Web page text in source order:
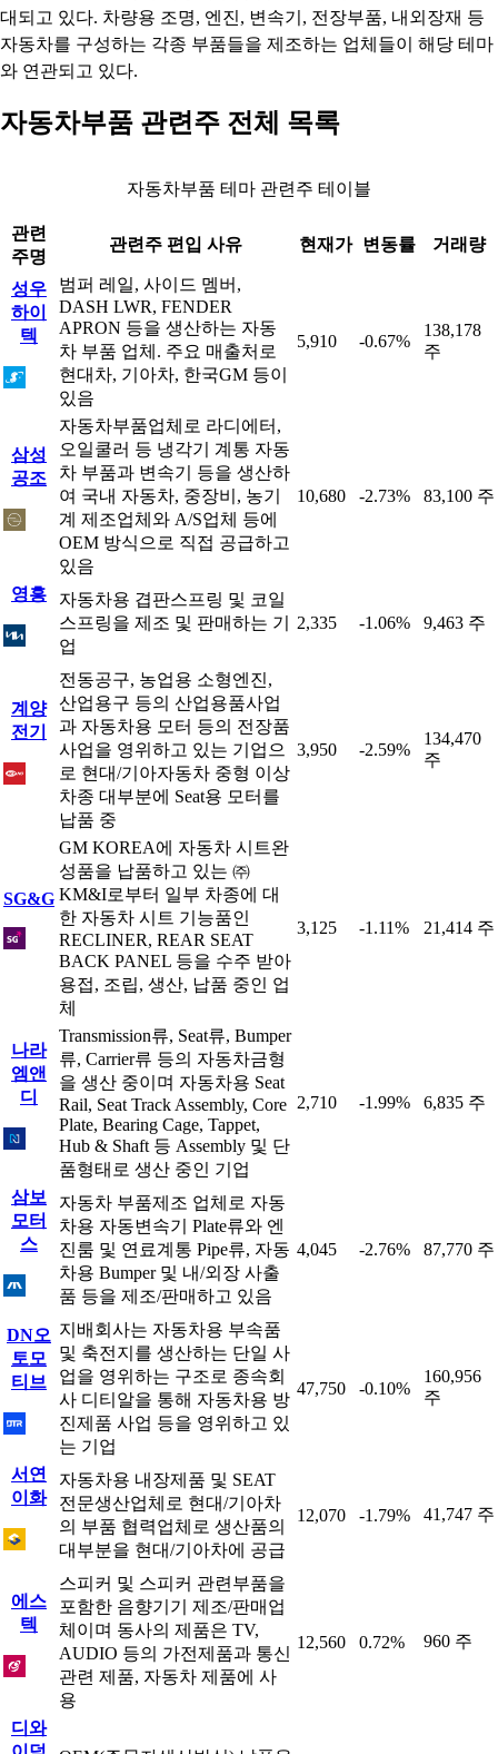
대되고 있다. 차량용 조명, 엔진, 변속기, 전장부품, 내외장재 등
자동차를 구성하는 각종 부품들을 제조하는 업체들이 해당 테마
와 연관되고 있다.
자동차부품 관련주 전체 목록
자동차부품 테마 관련주 테이블
관련
주명
관련주 편입 사유 현재가 변동률 거래량
성우
하이
텍
범퍼 레일, 사이드 멤버,
DASH LWR, FENDER
APRON 등을 생산하는 자동
차 부품 업체. 주요 매출처로
현대차, 기아차, 한국GM 등이
있음
5,910 -0.67%
138,178
주
삼성
공조
자동차부품업체로 라디에터,
오일쿨러 등 냉각기 계통 자동
차 부품과 변속기 등을 생산하
여 국내 자동차, 중장비, 농기
계 제조업체와 A/S업체 등에
OEM 방식으로 직접 공급하고
있음
10,680 -2.73% 83,100 주
영흥
자동차용 겹판스프링 및 코일
스프링을 제조 및 판매하는 기
업
2,335 -1.06% 9,463 주
계양
전기
전동공구, 농업용 소형엔진,
산업용구 등의 산업용품사업
과 자동차용 모터 등의 전장품
사업을 영위하고 있는 기업으
로 현대/기아자동차 중형 이상
차종 대부분에 Seat용 모터를
납품 중
3,950 -2.59%
134,470
주
SG&G
GM KOREA에 자동차 시트완
성품을 납품하고 있는 ㈜
KM&I로부터 일부 차종에 대
한 자동차 시트 기능품인
RECLINER, REAR SEAT
BACK PANEL 등을 수주 받아
용접, 조립, 생산, 납품 중인 업
체
3,125 -1.11% 21,414 주
나라
엠앤
디
Transmission류, Seat류, Bumper
류, Carrier류 등의 자동차금형
을 생산 중이며 자동차용 Seat
Rail, Seat Track Assembly, Core
Plate, Bearing Cage, Tappet,
Hub & Shaft 등 Assembly 및 단
품형태로 생산 중인 기업
2,710 -1.99% 6,835 주
삼보
모터
스
자동차 부품제조 업체로 자동
차용 자동변속기 Plate류와 엔
진룸 및 연료계통 Pipe류, 자동
차용 Bumper 및 내/외장 사출
품 등을 제조/판매하고 있음
4,045 -2.76% 87,770 주
DN오
토모
티브
지배회사는 자동차용 부속품
및 축전지를 생산하는 단일 사
업을 영위하는 구조로 종속회
사 디티알을 통해 자동차용 방
진제품 사업 등을 영위하고 있
는 기업
47,750 -0.10%
160,956
주
서연
이화
자동차용 내장제품 및 SEAT
전문생산업체로 현대/기아차
의 부품 협력업체로 생산품의
대부분을 현대/기아차에 공급
12,070 -1.79% 41,747 주
에스
텍
스피커 및 스피커 관련부품을
포함한 음향기기 제조/판매업
체이며 동사의 제품은 TV,
AUDIO 등의 가전제품과 통신
관련 제품, 자동차 제품에 사
용
12,560 0.72% 960 주
디와